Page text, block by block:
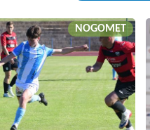
NOGOMET